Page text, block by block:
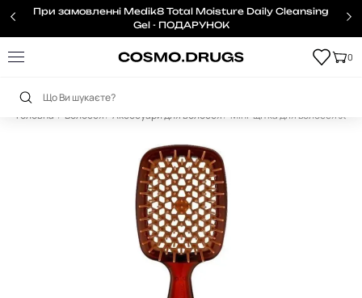
При замовленні Medik8 Total Moisture Daily Cleansing
Gel - ПОДАРУНОК
0
Головна Волосся Аксесуари для волосся Міні-щітка для волосся